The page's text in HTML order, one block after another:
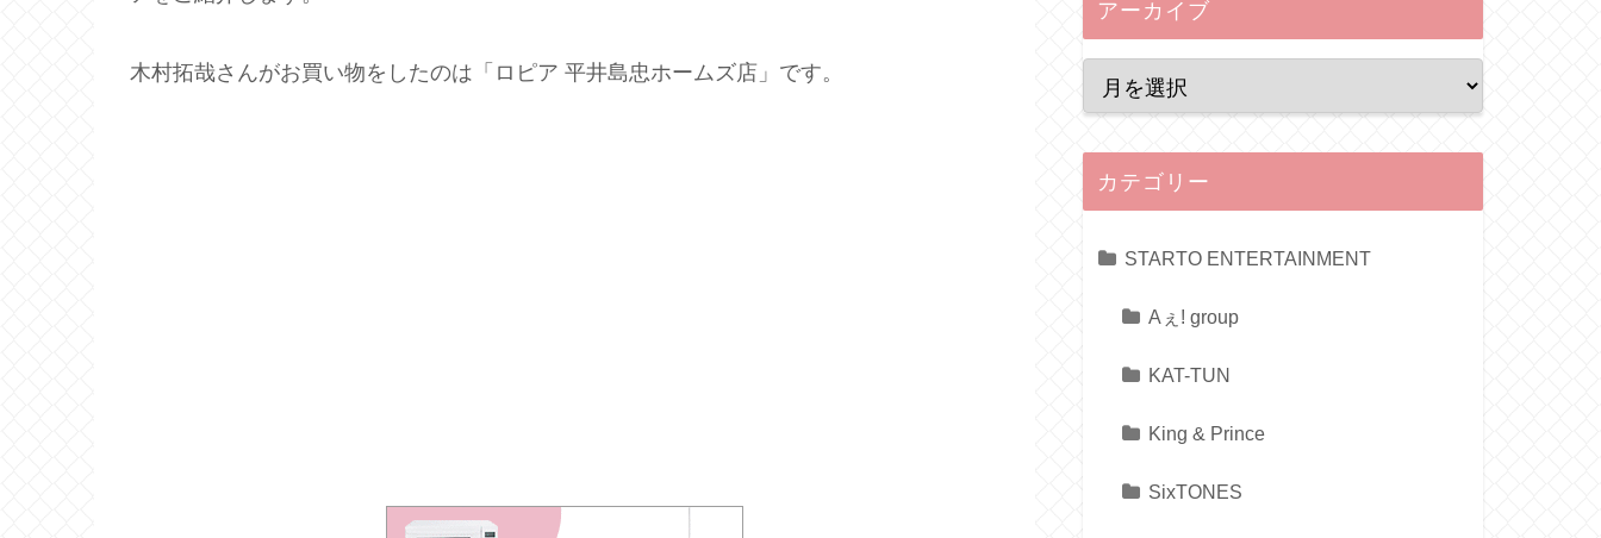
木村拓哉さんがお買い物をしたのは「ロピア 平井島忠ホームズ店」です。
アーカイブ
カテゴリー
STARTO ENTERTAINMENT
Aぇ! group
KAT-TUN
King & Prince
SixTONES